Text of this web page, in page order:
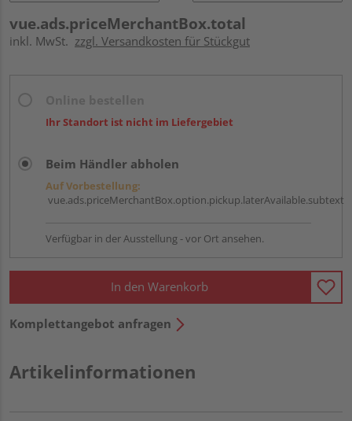
vue.ads.priceMerchantBox.total
inkl. MwSt. zzgl. Versandkosten für Stückgut
Ihr Standort ist nicht im Liefergebiet
Beim Händler abholen
Auf Vorbestellung:
vue.ads.priceMerchantBox.option.pickup.laterAvailable.subtext
Verfügbar in der Ausstellung - vor Ort ansehen.
In den Warenkorb
Komplettangebot anfragen
Artikelinformationen